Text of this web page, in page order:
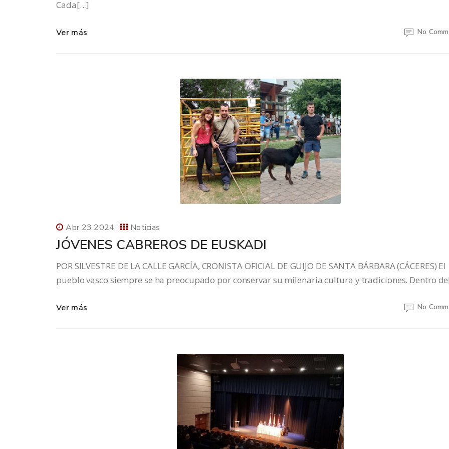
Cada[…]
Ver más No
Abr 23 2024 Noticias
JÓVENES CABREROS DE EUSKADI
POR SILVESTRE DE LA CALLE GARCÍA, CRONISTA OFICIAL DE GUIJO DE SANTA BÁRBARA (CÁCERES) El
pueblo vasco siempre se ha preocupado por conservar su milenaria cultura y tradiciones. Dentro
Ver más No